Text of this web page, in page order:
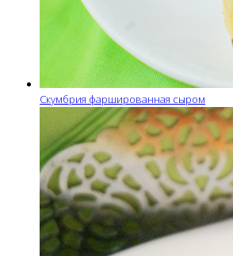
Скумбрия фаршированная сыром